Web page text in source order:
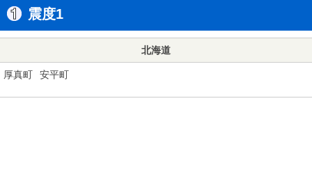
震度1
北海道
厚真町 安平町